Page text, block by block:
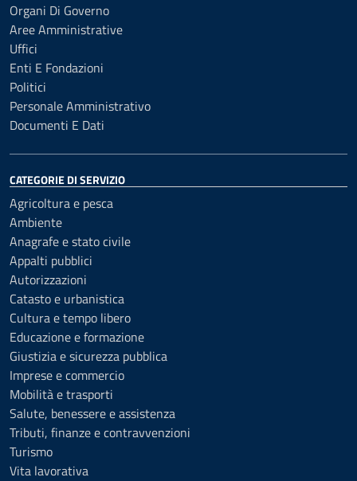
Organi Di Governo
Aree Amministrative
Uffici
Enti E Fondazioni
Politici
Personale Amministrativo
Documenti E Dati
CATEGORIE DI SERVIZIO
Agricoltura e pesca
Ambiente
Anagrafe e stato civile
Appalti pubblici
Autorizzazioni
Catasto e urbanistica
Cultura e tempo libero
Educazione e formazione
Giustizia e sicurezza pubblica
Imprese e commercio
Mobilità e trasporti
Salute, benessere e assistenza
Tributi, finanze e contravvenzioni
Turismo
Vita lavorativa